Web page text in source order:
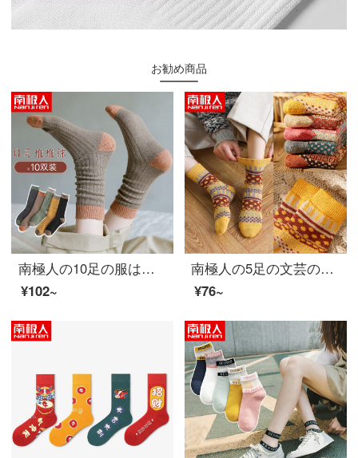
お勧め商品
南極人の10足の服は復古の文芸の女性の靴下の女性の靴下の秋冬季は靴下の学院の風を積み重ねる中で何にでも合わせます。
¥102~
南極人の5足の文芸の復古の女性の靴下の女性の靴下の長い靴下の女性の復古のウールはつづり合わせて色の冬季の保温する靴下のウサギの毛の中で靴下の女性の睡眠の靴下の百足の平均サイズに当たります。
¥76~